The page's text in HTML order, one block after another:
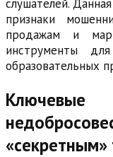
слушателей.
признаки
продажам и
инструменты
образовательных